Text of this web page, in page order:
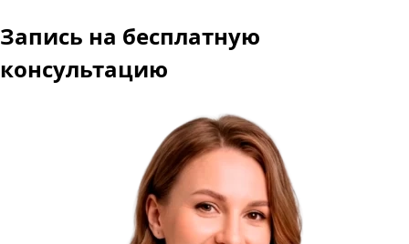
Запись на бесплатную
консультацию